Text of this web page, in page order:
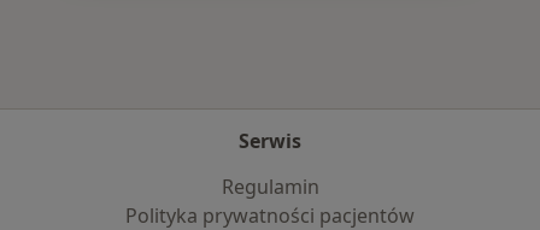
Serwis
Regulamin
Polityka prywatności pacjentów